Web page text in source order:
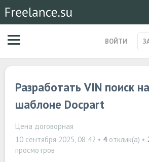
ВОЙТИ
МАГАЗИН УСЛУГ
СПЕЦИАЛИСТЫ
СТАРТАПЫ
ПОСТЫ
Разработать VIN поиск на
шаблоне Docpart
Цена договорная
10 сентября 2025, 08:42 • 4отклик(а) •
просмотров